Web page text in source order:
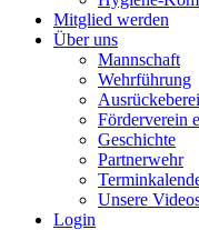
Mitglied werden
Über uns
Mannschaft
Wehrführung
Förderverein
Geschichte
Partnerwehr
Unsere
Login